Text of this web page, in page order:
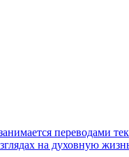
переводами
на духовную